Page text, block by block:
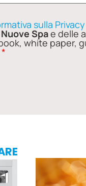
sulla Privacy
Spae delle
white paper,
*